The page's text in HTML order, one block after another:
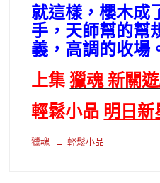
就這樣，櫻木成
手，天師幫的幫
義，高調的收場
上集獵魂 新關
輕鬆小品明日新
獵魂 輕鬆小品